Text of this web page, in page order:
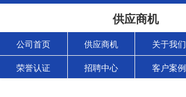
供应商机
公司首页 供应商机 关于我们
荣誉认证 招聘中心 客户案例